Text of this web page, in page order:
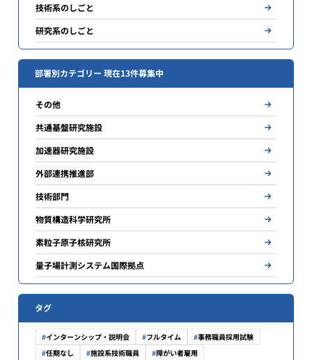
技術系のしごと
研究系のしごと
部署別カテゴリー 現在13件募集中
その他
共通基盤研究施設
加速器研究施設
外部連携推進部
技術部門
物質構造科学研究所
素粒子原子核研究所
量子場計測システム国際拠点
タグ
インターンシップ・説明会 フルタイム
事務職員採用試験
任期なし
施設系技術職員 障がい者雇用